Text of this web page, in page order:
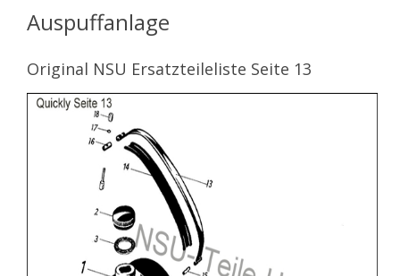
Auspuffanlage
Original NSU Ersatzteileliste Seite 13